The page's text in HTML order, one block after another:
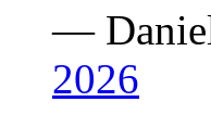
—
2026